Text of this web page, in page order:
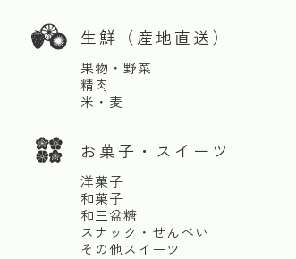
生鮮（産地直送）
果物・野菜
精肉
米・麦
お菓子・スイーツ
洋菓子
和菓子
和三盆糖
スナック・せんべい
その他スイーツ